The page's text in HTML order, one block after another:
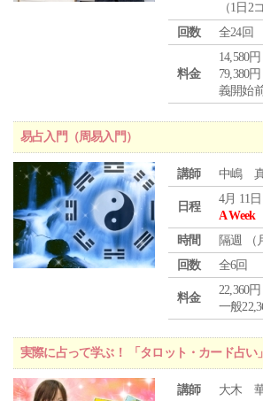
（1日2
回数
全24回
料金
14,580
79,380
義開始
易占入門（周易入門）
講師 中嶋
日程
4月 11
A Week
時間
隔週 （
回数
全6回
料金
22,360円
一般
実際に占って学ぶ！ 「タロット・カード占い」
講師 大木